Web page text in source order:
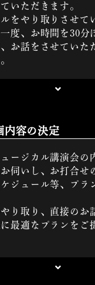
いただきます。
をやり取りさせて
度、お時間を30分
お話をさせていた
内容の決定
ージカル講演会の
伺いし、お打合せ
ジュール等、プラ
り取り、直接のお
最適なプランをご